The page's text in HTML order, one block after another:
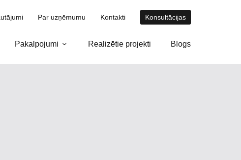
Par uzņēmumu Kontakti Konsultācijas
Pakalpojumi Realizētie projekti Blogs